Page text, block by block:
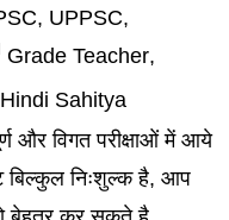
UPPSC,
Grade Teacher,
Sahitya
और विगत परीक्षाओं में आये
बिल्कुल निःशुल्क है, आप